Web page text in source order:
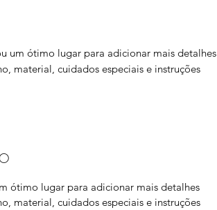
um ótimo lugar para adicionar mais detalhes
material, cuidados especiais e instruções
ótimo lugar para adicionar mais detalhes
material, cuidados especiais e instruções